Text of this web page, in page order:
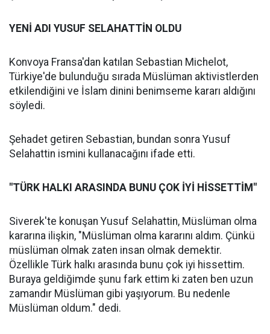
YENİ ADI YUSUF SELAHATTİN OLDU
Konvoya Fransa'dan katılan Sebastian Michelot,
Türkiye'de bulunduğu sırada Müslüman aktivistlerden
etkilendiğini ve İslam dinini benimseme kararı aldığını
söyledi.
Şehadet getiren Sebastian, bundan sonra Yusuf
Selahattin ismini kullanacağını ifade etti.
"TÜRK HALKI ARASINDA BUNU ÇOK İYİ HİSSETTİM"
Siverek'te konuşan Yusuf Selahattin, Müslüman olma
kararına ilişkin, "Müslüman olma kararını aldım. Çünkü
müslüman olmak zaten insan olmak demektir.
Özellikle Türk halkı arasında bunu çok iyi hissettim.
Buraya geldiğimde şunu fark ettim ki zaten ben uzun
zamandır Müslüman gibi yaşıyorum. Bu nedenle
Müslüman oldum." dedi.